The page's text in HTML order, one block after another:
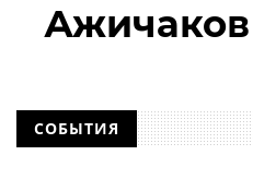
СОБЫТИЯ